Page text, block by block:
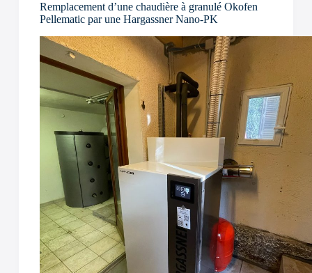
Remplacement d’une chaudière à granulé Okofen
Pellematic par une Hargassner Nano-PK